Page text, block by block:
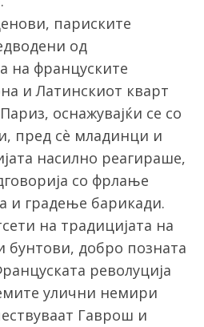
париските
од
на француските
и Латинскиот кварт
оснажувајќи се со
пред сѐ младинци и
насилно реагираше,
со фрлање
и градење барикади.
на традицијата на
бунтови, добро позната
револуција
улични немири
Гаврош и